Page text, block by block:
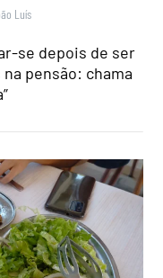
Luís
se depois de ser
pensão: chama